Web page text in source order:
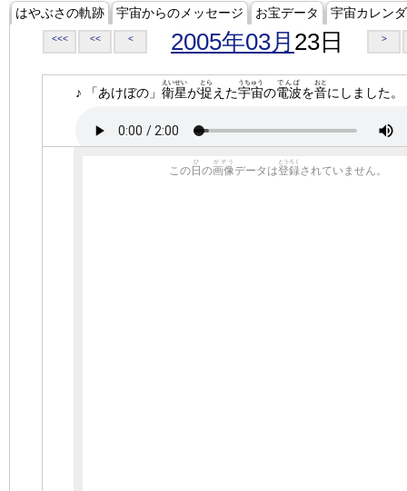
はやぶさの軌跡 宇宙からのメッセージ お宝データ 宇宙カレン
<<< << < 2005年03月 23日 >
♪ 「あけぼの」 衛星
えいせい
が捉
とら
えた宇宙
うちゅう
の電波
でんぱ
を音
おと
にしました。
この 日
ひ
の画像
がぞう
データは登録
とうろく
されていません。